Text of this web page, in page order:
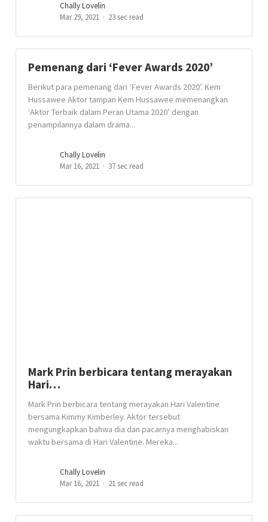
Chally Lovelin
Mar 29, 2021
23 sec read
Pemenang dari ‘Fever Awards 2020’
Berikut para pemenang dari ‘Fever Awards 2020’. Kem
Hussawee Aktor tampan Kem Hussawee memenangkan
‘Aktor Terbaik dalam Peran Utama 2020’ dengan
penampilannya dalam drama...
Chally Lovelin
Mar 16, 2021
37 sec read
Mark Prin berbicara tentang merayakan
Hari…
Mark Prin berbicara tentang merayakan Hari Valentine
bersama Kimmy Kimberley. Aktor tersebut
mengungkapkan bahwa dia dan pacarnya menghabiskan
waktu bersama di Hari Valentine. Mereka...
Chally Lovelin
Mar 16, 2021
21 sec read